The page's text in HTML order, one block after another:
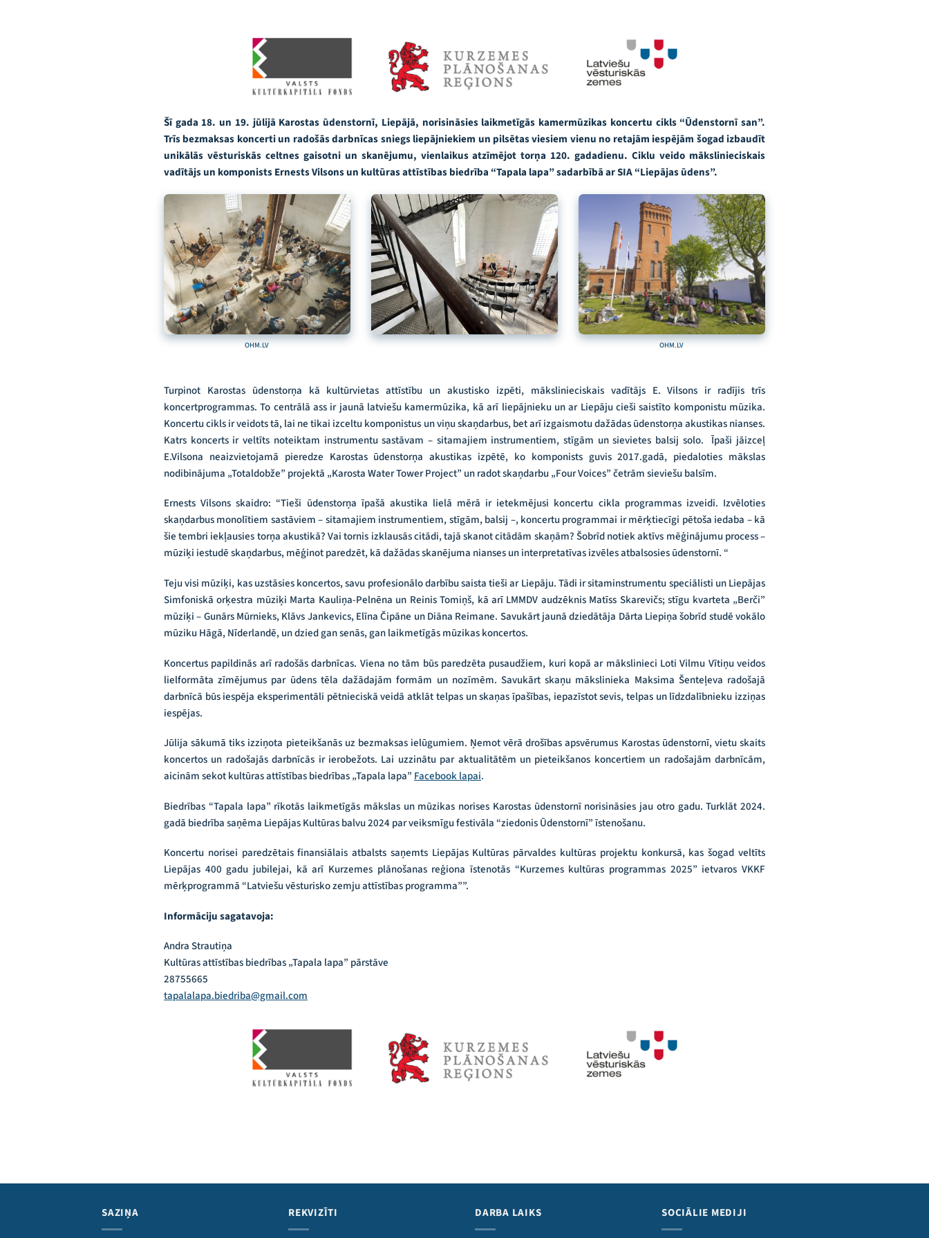
Šī gada 18. un 19. jūlijā Karostas ūdenstornī, Liepājā, norisināsies laikmetīgās kamermūzikas koncertu cikls “Ūdenstornī san”.
Trīs bezmaksas koncerti un radošās darbnīcas sniegs liepājniekiem un pilsētas viesiem vienu no retajām iespējām šogad izbaudīt
unikālās vēsturiskās celtnes gaisotni un skanējumu, vienlaikus atzīmējot torņa 120. gadadienu. Ciklu veido mākslinieciskais
vadītājs un komponists Ernests Vilsons un kultūras attīstības biedrība “Tapala lapa” sadarbībā ar SIA “Liepājas ūdens”.
OHM.LV OHM.LV
Turpinot Karostas ūdenstorņa kā kultūrvietas attīstību un akustisko izpēti, mākslinieciskais vadītājs E. Vilsons ir radījis trīs
koncertprogrammas. To centrālā ass ir jaunā latviešu kamermūzika, kā arī liepājnieku un ar Liepāju cieši saistīto komponistu mūzika.
Koncertu cikls ir veidots tā, lai ne tikai izceltu komponistus un viņu skaņdarbus, bet arī izgaismotu dažādas ūdenstorņa akustikas nianses.
Katrs koncerts ir veltīts noteiktam instrumentu sastāvam – sitamajiem instrumentiem, stīgām un sievietes balsij solo. Īpaši jāizceļ
E.Vilsona neaizvietojamā pieredze Karostas ūdenstorņa akustikas izpētē, ko komponists guvis 2017.gadā, piedaloties mākslas
nodibinājuma „Totaldobže” projektā „Karosta Water Tower Project” un radot skaņdarbu „Four Voices” četrām sieviešu balsīm.
Ernests Vilsons skaidro: “Tieši ūdenstorņa īpašā akustika lielā mērā ir ietekmējusi koncertu cikla programmas izveidi. Izvēloties
skaņdarbus monolītiem sastāviem – sitamajiem instrumentiem, stīgām, balsij –, koncertu programmai ir mērķtiecīgi pētoša iedaba – kā
šie tembri iekļausies torņa akustikā? Vai tornis izklausās citādi, tajā skanot citādām skaņām? Šobrīd notiek aktīvs mēģinājumu process –
mūziķi iestudē skaņdarbus, mēģinot paredzēt, kā dažādas skanējuma nianses un interpretatīvas izvēles atbalsosies ūdenstornī. “
Teju visi mūziķi, kas uzstāsies koncertos, savu profesionālo darbību saista tieši ar Liepāju. Tādi ir sitaminstrumentu speciālisti un Liepājas
Simfoniskā orķestra mūziķi Marta Kauliņa-Pelnēna un Reinis Tomiņš, kā arī LMMDV audzēknis Matīss Skarevičs; stīgu kvarteta „Berči”
mūziķi – Gunārs Mūrnieks, Klāvs Jankevics, Elīna Čipāne un Diāna Reimane. Savukārt jaunā dziedātāja Dārta Liepiņa šobrīd studē vokālo
mūziku Hāgā, Nīderlandē, un dzied gan senās, gan laikmetīgās mūzikas koncertos.
Koncertus papildinās arī radošās darbnīcas. Viena no tām būs paredzēta pusaudžiem, kuri kopā ar mākslinieci Loti Vilmu Vītiņu veidos
lielformāta zīmējumus par ūdens tēla dažādajām formām un nozīmēm. Savukārt skaņu mākslinieka Maksima Šenteļeva radošajā
darbnīcā būs iespēja eksperimentāli pētnieciskā veidā atklāt telpas un skaņas īpašības, iepazīstot sevis, telpas un līdzdalībnieku izziņas
iespējas.
Jūlija sākumā tiks izziņota pieteikšanās uz bezmaksas ielūgumiem. Ņemot vērā drošības apsvērumus Karostas ūdenstornī, vietu skaits
koncertos un radošajās darbnīcās ir ierobežots. Lai uzzinātu par aktualitātēm un pieteikšanos koncertiem un radošajām darbnīcām,
aicinām sekot kultūras attīstības biedrības „Tapala lapa” Facebook lapai.
Biedrības “Tapala lapa” rīkotās laikmetīgās mākslas un mūzikas norises Karostas ūdenstornī norisināsies jau otro gadu. Turklāt 2024.
gadā biedrība saņēma Liepājas Kultūras balvu 2024 par veiksmīgu festivāla “ziedonis Ūdenstornī” īstenošanu.
Koncertu norisei paredzētais finansiālais atbalsts saņemts Liepājas Kultūras pārvaldes kultūras projektu konkursā, kas šogad veltīts
Liepājas 400 gadu jubilejai, kā arī Kurzemes plānošanas reģiona īstenotās “Kurzemes kultūras programmas 2025” ietvaros VKKF
mērķprogrammā “Latviešu vēsturisko zemju attīstības programma””.
Informāciju sagatavoja:
Andra Strautiņa
Kultūras attīstības biedrības „Tapala lapa” pārstāve
28755665
tapalalapa.biedriba@gmail.com
SAZIŅA REKVIZĪTI DARBA LAIKS SOCIĀLIE MEDIJI